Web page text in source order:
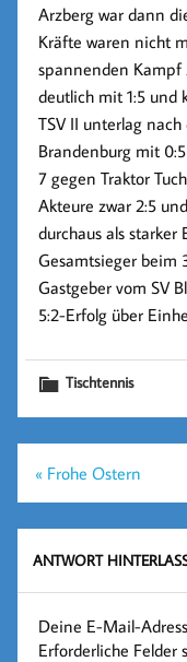
Arzberg war dann
Kräfte waren nicht
spannenden Kampf
deutlich mit 1:5 und
TSV II unterlag
Brandenburg mit
7 gegen Traktor
Akteure zwar 2:5
durchaus als
Gesamtsieger beim
Gastgeber vom SV
5:2-Erfolg über
Tischtennis
Beitragsnavigation
« Frohe Ostern
ANTWORT
Deine E-Mail-
Erforderliche